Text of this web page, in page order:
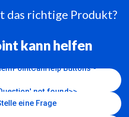
das richtige Produkt?
kann helfen
Buttons -
not found>>
eine Frage